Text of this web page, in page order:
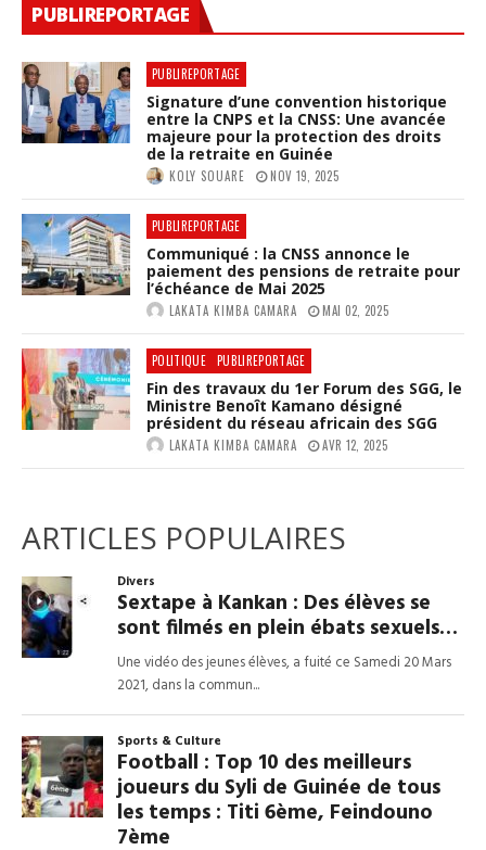
PUBLIREPORTAGE
PUBLIREPORTAGE
Signature d’une convention historique
entre la CNPS et la CNSS: Une avancée
majeure pour la protection des droits
de la retraite en Guinée
KOLY SOUARE NOV 19, 2025
PUBLIREPORTAGE
Communiqué : la CNSS annonce le
paiement des pensions de retraite pour
l’échéance de Mai 2025
LAKATA KIMBA CAMARA MAI 02, 2025
POLITIQUE PUBLIREPORTAGE
Fin des travaux du 1er Forum des SGG, le
Ministre Benoît Kamano désigné
président du réseau africain des SGG
LAKATA KIMBA CAMARA AVR 12, 2025
ARTICLES POPULAIRES